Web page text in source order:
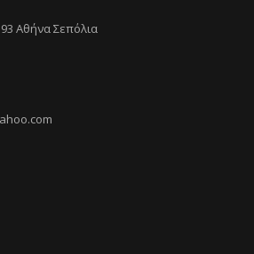
Αθήνα Σεπόλια